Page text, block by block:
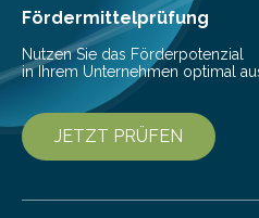
Sammlung von
Fördermittelprüfung
Nutzen Sie das Förderpotenzial
in Ihrem Unternehmen optimal
JETZT PRÜFEN